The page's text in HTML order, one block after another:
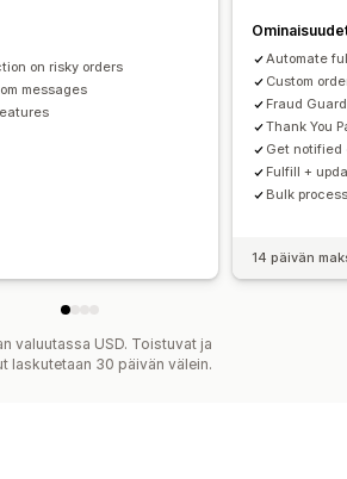
on risky orders
messages
Automate
Custom
Fraud
Thank You
Get notified
Fulfill +
Bulk
14 päivän
valuutassa USD. Toistuvat ja
laskutetaan 30 päivän välein.